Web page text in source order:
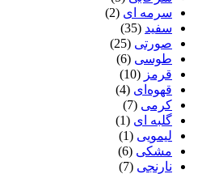
سرمه ای (2)
سفید (35)
صورتی (25)
طوسی (6)
قرمز (10)
قهوه‌ای (4)
کرمی (7)
گلبه ای (1)
لیمویی (1)
مشکی (6)
نارنجی (7)